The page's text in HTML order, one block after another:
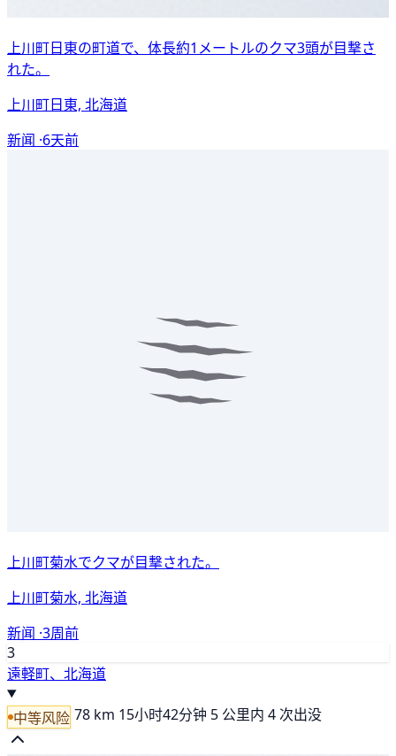
上川町日東の町道で、体長約1メートルのクマ3頭が目撃さ
れた。
上川町日東, 北海道
新闻 ·6天前
上川町菊水でクマが目撃された。
上川町菊水, 北海道
新闻 ·3周前
3
遠軽町、北海道
中等风险 78 km 15小时42分钟 5 公里内 4 次出没